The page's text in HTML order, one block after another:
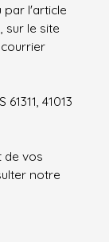
par l'article
sur le site
41013
de vos
notre